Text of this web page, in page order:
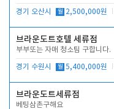
경기 오산시 월 2,500,000원
브라운도트호텔 세류점
부부또는 자매 청소팀 구합니다.
경기 수원시 월 5,400,000원
브라운도트세류점
베팅삼촌구해요